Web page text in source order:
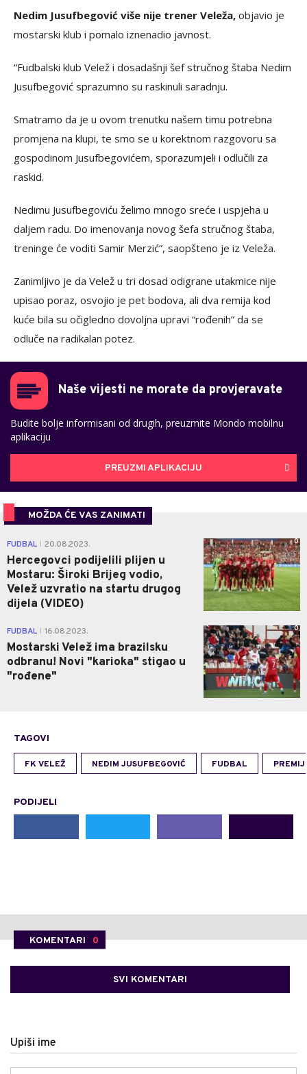
Nedim Jusufbegović više nije trener Veleža, objavio je
mostarski klub i pomalo iznenadio javnost.
“Fudbalski klub Velež i dosadašnji šef stručnog štaba Nedim
Jusufbegović sprazumno su raskinuli saradnju.
Smatramo da je u ovom trenutku našem timu potrebna
promjena na klupi, te smo se u korektnom razgovoru sa
gospodinom Jusufbegovićem, sporazumjeli i odlučili za
raskid.
Nedimu Jusufbegoviću želimo mnogo sreće i uspjeha u
daljem radu. Do imenovanja novog šefa stručnog štaba,
treninge će voditi Samir Merzić”, saopšteno je iz Veleža.
Zanimljivo je da Velež u tri dosad odigrane utakmice nije
upisao poraz, osvojio je pet bodova, ali dva remija kod
kuće bila su očigledno dovoljna upravi “rođenih” da se
odluče na radikalan potez.
Naše vijesti ne morate da provjeravate
Budite bolje informisani od drugih, preuzmite Mondo mobilnu
aplikaciju
PREUZMI APLIKACIJU
MOŽDA ĆE VAS ZANIMATI
FUDBAL 20.08.2023.
Hercegovci podijelili plijen u
Mostaru: Široki Brijeg vodio,
Velež uzvratio na startu drugog
dijela (VIDEO)
0
FUDBAL 16.08.2023.
Mostarski Velež ima brazilsku
odbranu! Novi "karioka" stigao u
"rođene"
0
TAGOVI
FK VELEŽ NEDIM JUSUFBEGOVIĆ FUDBAL
PODIJELI
KOMENTARI 0
SVI KOMENTARI
Upiši ime